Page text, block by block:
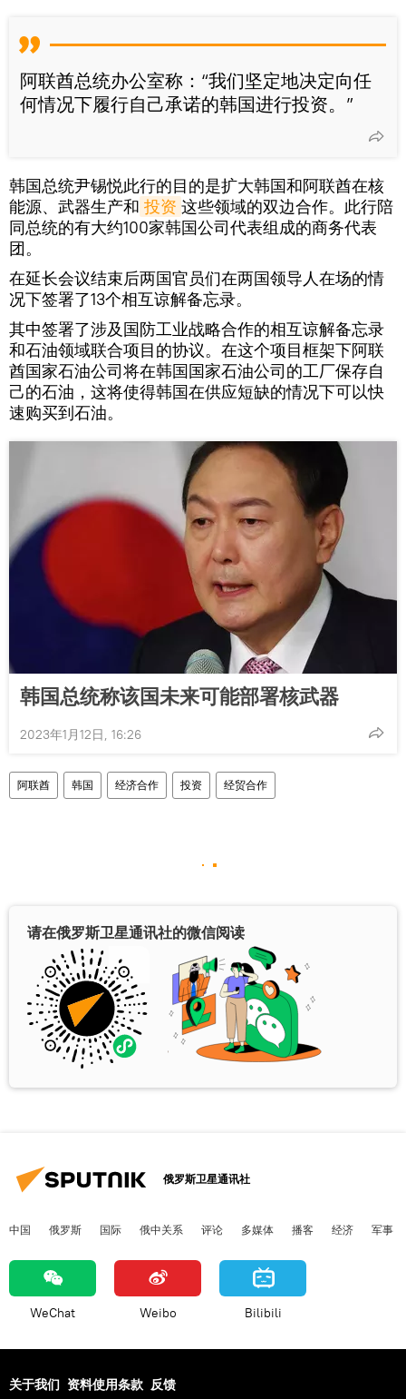
阿联酋总统办公室称：“我们坚定地决定向任
何情况下履行自己承诺的韩国进行投资。”
韩国总统尹锡悦此行的目的是扩大韩国和阿联酋在核
能源、武器生产和 投资 这些领域的双边合作。此行陪
同总统的有大约100家韩国公司代表组成的商务代表
团。
在延长会议结束后两国官员们在两国领导人在场的情
况下签署了13个相互谅解备忘录。
其中签署了涉及国防工业战略合作的相互谅解备忘录
和石油领域联合项目的协议。在这个项目框架下阿联
酋国家石油公司将在韩国国家石油公司的工厂保存自
己的石油，这将使得韩国在供应短缺的情况下可以快
速购买到石油。
韩国总统称该国未来可能部署核武器
2023年1月12日, 16:26
阿联酋 韩国 经济合作 投资 经贸合作
请在俄罗斯卫星通讯社的微信阅读
俄罗斯卫星通讯社
中国 俄罗斯 国际 俄中关系 评论 多媒体 播客 经济 军事
WeChat Weibo Bilibili
关于我们 资料使用条款 反馈